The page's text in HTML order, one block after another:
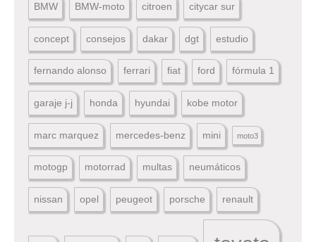
BMW BMW-moto citroen citycar sur
concept consejos dakar dgt estudio
fernando alonso ferrari fiat ford fórmula 1
garaje j-j honda hyundai kobe motor
marc marquez mercedes-benz mini moto3
motogp motorrad multas neumáticos
nissan opel peugeot porsche renault